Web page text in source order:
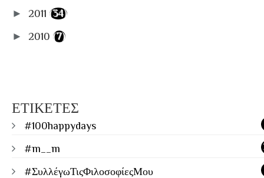
► 2011 (34)
► 2010 (7)
ΕΤΙΚΕΤΕΣ
#100happydays
#m__m
#ΣυλλέγωΤιςΦιλοσοφίεςΜου